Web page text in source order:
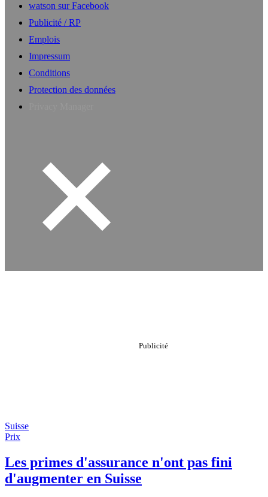
watson sur Facebook
Publicité / RP
Emplois
Impressum
Conditions
Protection des données
Suisse
Prix
Les primes d'assurance n'ont pas fini
d'augmenter en Suisse